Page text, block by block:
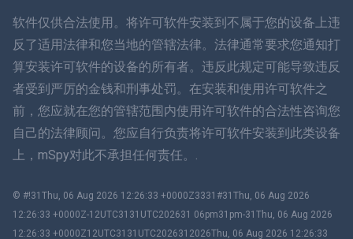
ภาษาไทย
简体中文
丹麦语
हिंदी
עברית
软件仅供合法使用。将许可软件安装到不属于您的设备上违
反了适用法律和您当地的管辖法律。法律通常要求您通知打
算安装许可软件的设备的所有者。违反此规定可能导致违反
者受到严厉的金钱和刑事处罚。在安装和使用许可软件之
前，您应就在您的管辖范围内使用许可软件的合法性咨询您
自己的法律顾问。您应自行负责将许可软件安装到此类设备
上，mSpy对此不承担任何责任。.
© #!31Thu, 06 Aug 2026 12:26:33 +0000Z3331#31Thu, 06 Aug 2026
12:26:33 +0000Z-12UTC3131UTC202631 06pm31pm-31Thu, 06 Aug 2026
12:26:33 +0000Z12UTC3131UTC2026312026Thu, 06 Aug 2026 12:26:33